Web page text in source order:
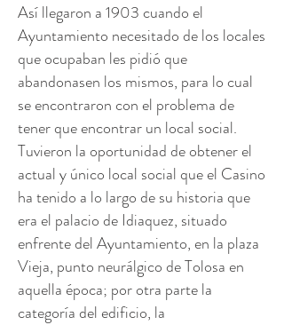
Así llegaron a 1903 cuando el
Ayuntamiento necesitado de los locales
que ocupaban les pidió que
abandonasen los mismos, para lo cual
se encontraron con el problema de
tener que encontrar un local social.
Tuvieron la oportunidad de obtener el
actual y único local social que el Casino
ha tenido a lo largo de su historia que
era el palacio de Idiaquez, situado
enfrente del Ayuntamiento, en la plaza
Vieja, punto neurálgico de Tolosa en
aquella época; por otra parte la
categoría del edificio, la